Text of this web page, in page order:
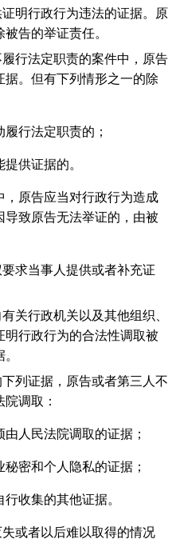
明行政行为违法的证据。原
告的举证责任。
行法定职责的案件中，原告
。但有下列情形之一的除
履行法定职责的；
供证据的。
原告应当对行政行为造成
致原告无法举证的，由被
求当事人提供或者补充证
关行政机关以及其他组织、
行政行为的合法性调取被
列证据，原告或者第三人不
调取：
由人民法院调取的证据；
秘密和个人隐私的证据；
收集的其他证据。
或者以后难以取得的情况